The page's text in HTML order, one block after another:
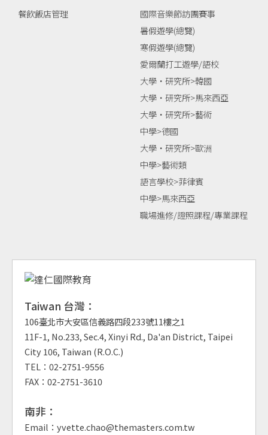
餐飲飯店管理
國際音樂節訪團賽事
暑假遊學(總覽)
寒假遊學(總覽)
愛爾蘭打工遊學/語校
大學‧研究所>韓國
大學‧研究所>馬來西亞
大學‧研究所>藝術
中學>德國
大學‧研究所>歐洲
中學>藝術類
語言學校>菲律賓
中學>馬來西亞
職場進修/證照課程/專業課程
Taiwan 台灣：
106臺北市大安區信義路四段233號11樓之1
11F-1, No.233, Sec.4, Xinyi Rd., Da'an District, Taipei
City 106, Taiwan (R.O.C.)
TEL：02-2751-9556
FAX：02-2751-3610
南非：
Email：yvette.chao@themasters.com.tw